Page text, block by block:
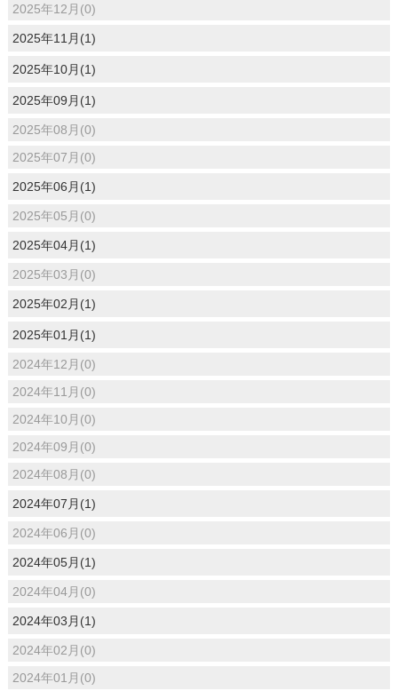
2025年12月(0)
2025年11月(1)
2025年10月(1)
2025年09月(1)
2025年08月(0)
2025年07月(0)
2025年06月(1)
2025年05月(0)
2025年04月(1)
2025年03月(0)
2025年02月(1)
2025年01月(1)
2024年12月(0)
2024年11月(0)
2024年10月(0)
2024年09月(0)
2024年08月(0)
2024年07月(1)
2024年06月(0)
2024年05月(1)
2024年04月(0)
2024年03月(1)
2024年02月(0)
2024年01月(0)